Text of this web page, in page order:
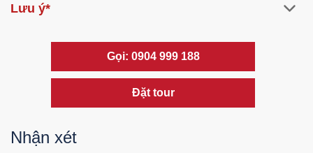
Lưu ý*
Gọi: 0904 999 188
Đặt tour
Nhận xét